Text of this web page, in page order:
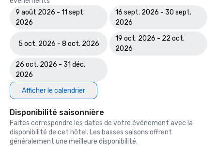
9 août 2026 - 11 sept.
2026
16 sept. 2026 - 30 sept.
2026
5 oct. 2026 - 8 oct. 2026
19 oct. 2026 - 22 oct.
2026
26 oct. 2026 - 31 déc.
2026
Afficher le calendrier
Disponibilité saisonnière
Faites correspondre les dates de votre événement avec la
disponibilité de cet hôtel. Les basses saisons offrent
généralement une meilleure disponibilité.